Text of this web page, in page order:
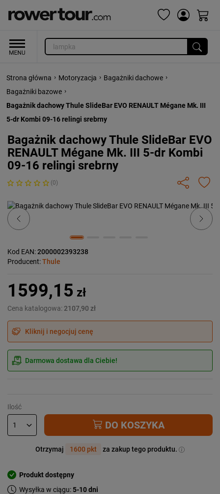
Strona główna › Motoryzacja › Bagażniki dachowe ›
Bagażniki bazowe ›
Bagażnik dachowy Thule SlideBar EVO RENAULT Mégane Mk. III
5-dr Kombi 09-16 relingi srebrny
Bagażnik dachowy Thule SlideBar EVO
RENAULT Mégane Mk. III 5-dr Kombi
09-16 relingi srebrny
(0)
Previous Next
Kod EAN:2000002393238
Producent:Thule
1599,15 zł
Cena katalogowa: 2107,90 zł
Kliknij i negocjuj cenę
Darmowa dostawa dla Ciebie!
Ilość
DO KOSZYKA
Otrzymaj 1600 pkt za zakup tego produktu.
Produkt dostępny
Wysyłka w ciągu:5-10 dni